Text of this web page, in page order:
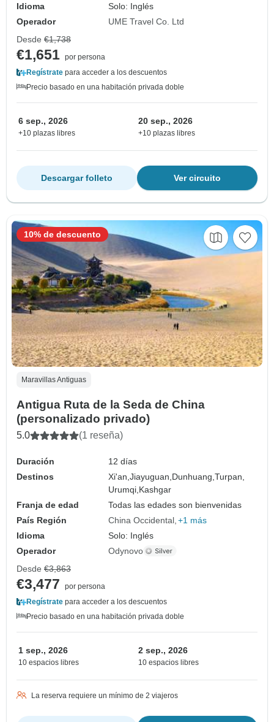
Idioma
Solo: Inglés
Operador
UME Travel Co. Ltd
Desde €1,738
€1,651 por persona
Regístrate para acceder a los descuentos
Precio basado en una habitación privada doble
6 sep., 2026
+10 plazas libres
20 sep., 2026
+10 plazas libres
Ver circuito
Descargar folleto
Maravillas Antiguas
Antigua Ruta de la Seda de China
(personalizado privado)
5.0 (1 reseña)
Duración
12 días
Destinos
Xi'an,Jiayuguan, Dunhuang,Turpan,
Urumqi, Kashgar
Franja de edad
Todas las edades son bienvenidas
País Región
China Occidental +1 más
Idioma
Solo: Inglés
Operador
Odynovo
10% de descuento
Desde €3,863
€3,477
por persona
Regístrate para acceder a los descuentos
Precio basado en una habitación privada doble
1 sep., 2026
10 espacios libres
2 sep., 2026
10 espacios libres
La reserva requiere un mínimo de 2 viajeros